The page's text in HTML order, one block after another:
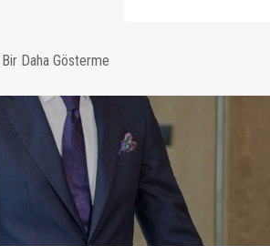
Bir Daha Gösterme